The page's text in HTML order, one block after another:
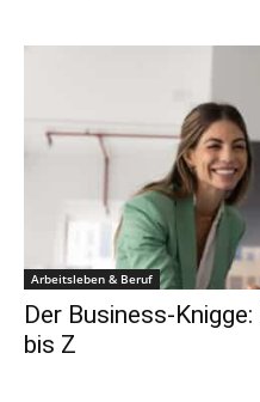
Arbeitsleben & Beruf
Der Business-
bis Z